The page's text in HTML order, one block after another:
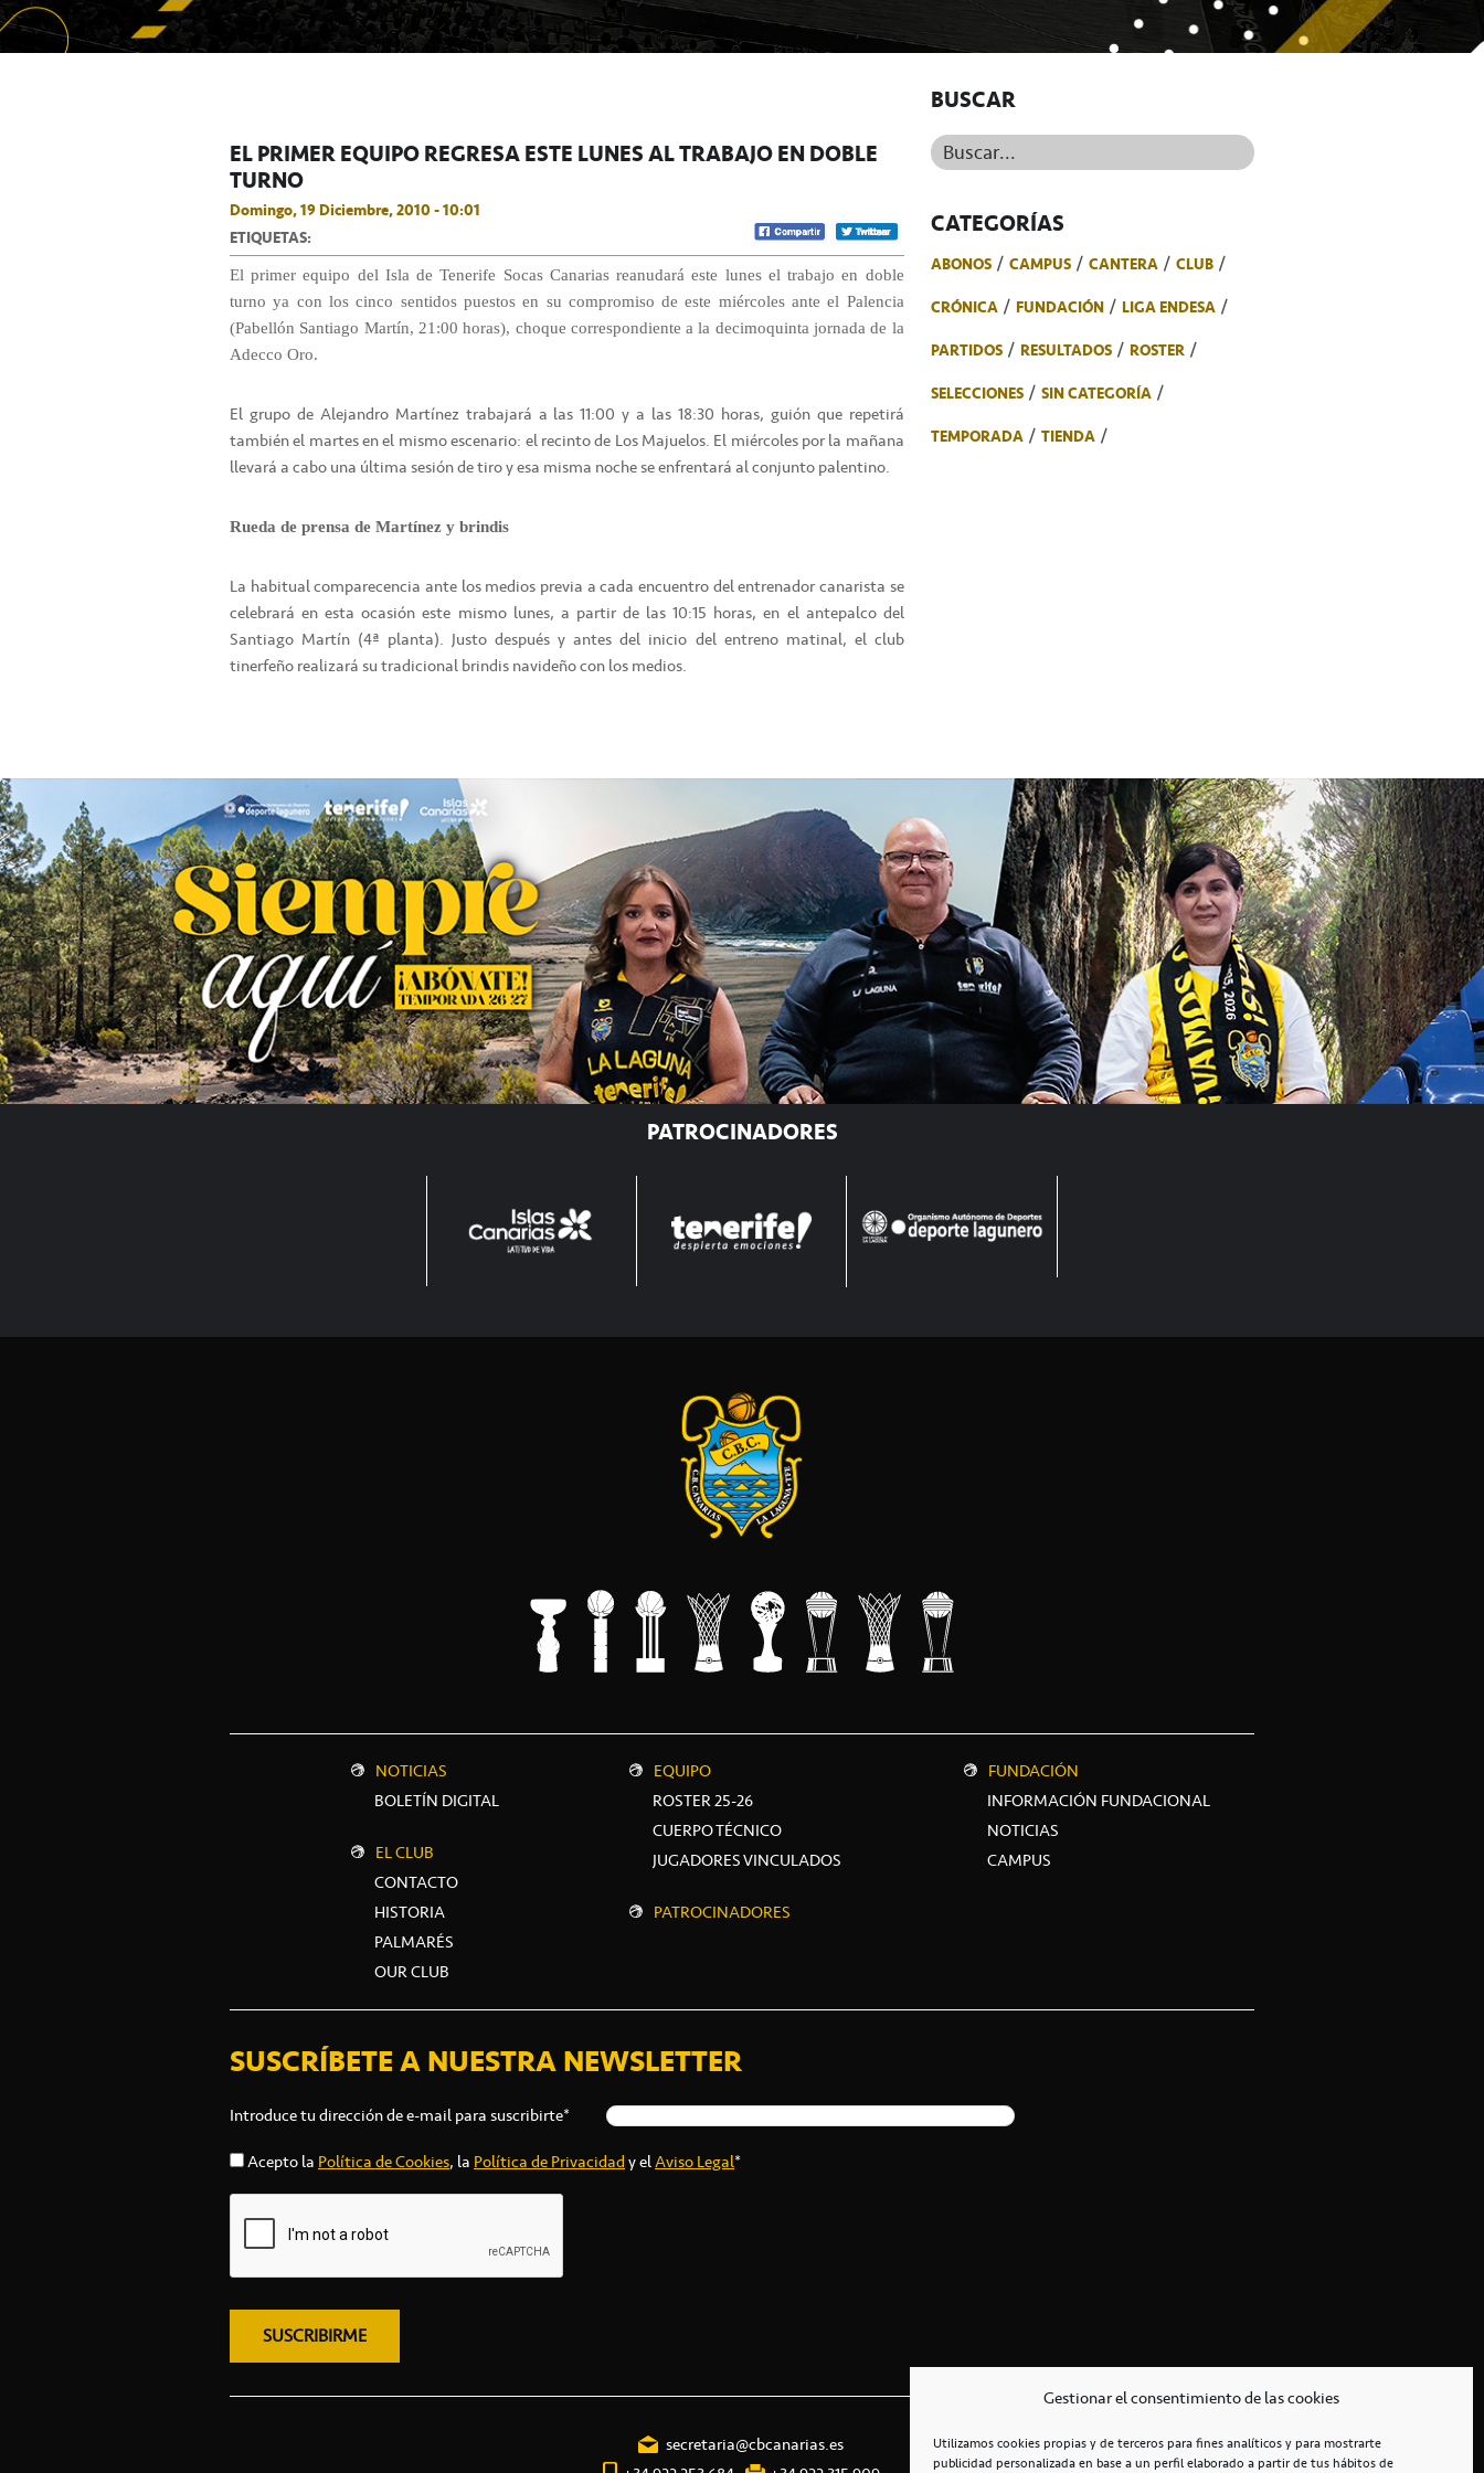
Gestionar el consentimiento de las cookies
Utilizamos cookies propias y de terceros para fines analíticos y para mostrarte
publicidad personalizada en base a un perfil elaborado a partir de tus hábitos de
EL PRIMER EQUIPO REGRESA ESTE LUNES AL TRABAJO EN DOBLE
TURNO
Domingo, 19 Diciembre, 2010 - 10:01
ETIQUETAS:
El primer equipo del Isla de Tenerife Socas Canarias reanudará este lunes el trabajo en doble
turno ya con los cinco sentidos puestos en su compromiso de este miércoles ante el Palencia
(Pabellón Santiago Martín, 21:00 horas), choque correspondiente a la decimoquinta jornada de la
Adecco Oro.
El grupo de Alejandro Martínez trabajará a las 11:00 y a las 18:30 horas, guión que repetirá
también el martes en el mismo escenario: el recinto de Los Majuelos. El miércoles por la mañana
llevará a cabo una última sesión de tiro y esa misma noche se enfrentará al conjunto palentino.
Rueda de prensa de Martínez y brindis
La habitual comparecencia ante los medios previa a cada encuentro del entrenador canarista se
celebrará en esta ocasión este mismo lunes, a partir de las 10:15 horas, en el antepalco del
Santiago Martín (4ª planta). Justo después y antes del inicio del entreno matinal, el club
tinerfeño realizará su tradicional brindis navideño con los medios.
BUSCAR
Buscar...
CATEGORÍAS
ABONOS CAMPUS CANTERA
CLUB
CRÓNICA
FUNDACIÓN
LIGA ENDESA
PARTIDOS
RESULTADOS
ROSTER
SELECCIONES
SIN CATEGORÍA
TEMPORADA
TIENDA
PATROCINADORES
NOTICIAS
BOLETÍN DIGITAL
EL CLUB
CONTACTO
HISTORIA
PALMARÉS
OUR CLUB
EQUIPO
ROSTER 25-26
CUERPO TÉCNICO
JUGADORES VINCULADOS
PATROCINADORES
FUNDACIÓN
INFORMACIÓN FUNDACIONAL
NOTICIAS
CAMPUS
SUSCRÍBETE A NUESTRA NEWSLETTER
Introduce tu dirección de e-mail para suscribirte*
Acepto la Política de Cookies, la Política de Privacidady elAviso Legal*
secretaria@cbcanarias.es